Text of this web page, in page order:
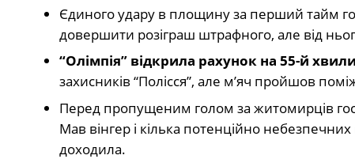
Єдиного удару в площину за перший тайм
довершити розіграш штрафного, але від
“Олімпія” відкрила рахунок на 55-й
захисників “Полісся”, але м’яч пройшов
Перед пропущеним голом за житомирців
Мав вінгер і кілька потенційно
доходила.